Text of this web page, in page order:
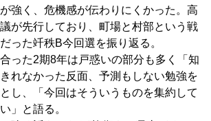
強く、危機感が伝わりにくかった。高
が先行しており、町場と村部という戦
った竏秩B今回選を振り返る。
った2期8年は戸惑いの部分も多く「知
れなかった反面、予測もしない勉強を
し、「今回はそういうものを集約して
」と語る。